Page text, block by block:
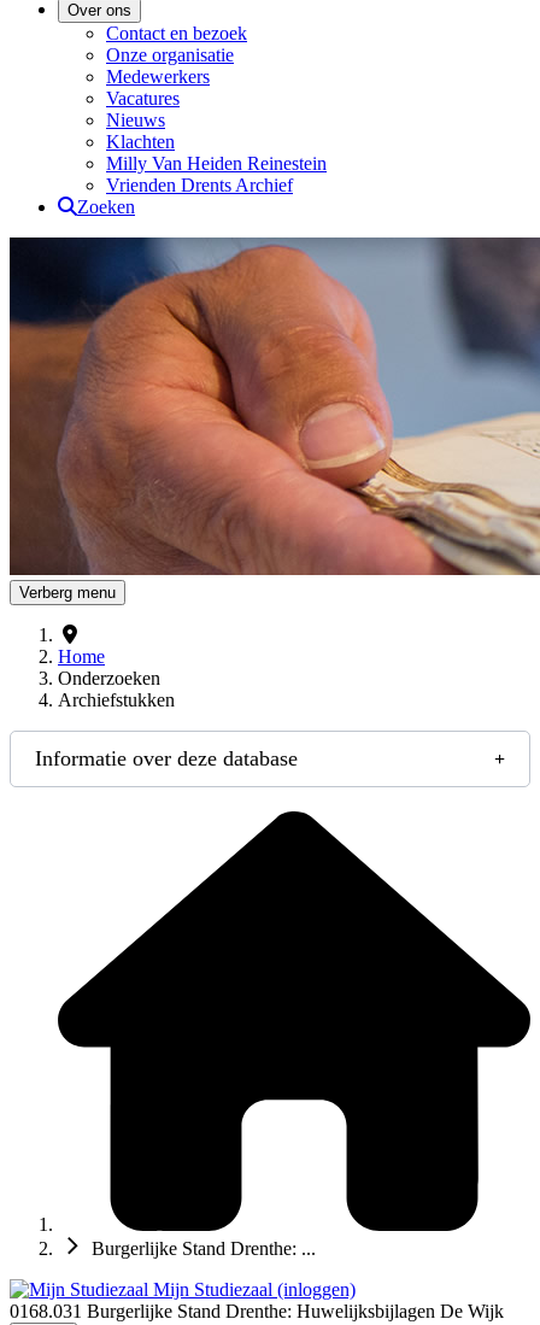
Over ons
Contact en bezoek
Onze organisatie
Medewerkers
Vacatures
Nieuws
Klachten
Milly Van Heiden Reinestein
Vrienden Drents Archief
Zoeken
Drents Archief
Verberg menu
Home
Onderzoeken
Archiefstukken
Informatie over deze database
Burgerlijke Stand Drenthe: ...
Mijn Studiezaal (inloggen)
0168.031 Burgerlijke Stand Drenthe: Huwelijksbijlagen De Wijk